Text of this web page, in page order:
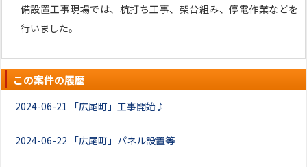
備設置工事現場では、杭打ち工事、架台組み、停電作業などを
行いました。
この案件の履歴
2024-06-21 「広尾町」工事開始♪
2024-06-22 「広尾町」パネル設置等